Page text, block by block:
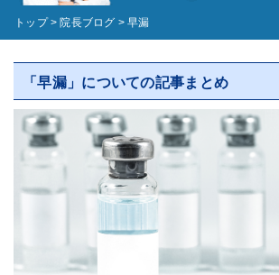
トップ > 院長ブログ > 早漏
「早漏」についての記事まとめ